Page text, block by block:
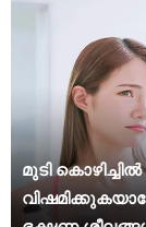
മുടി